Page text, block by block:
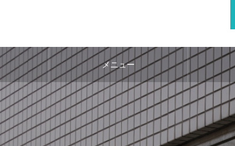
メニュー